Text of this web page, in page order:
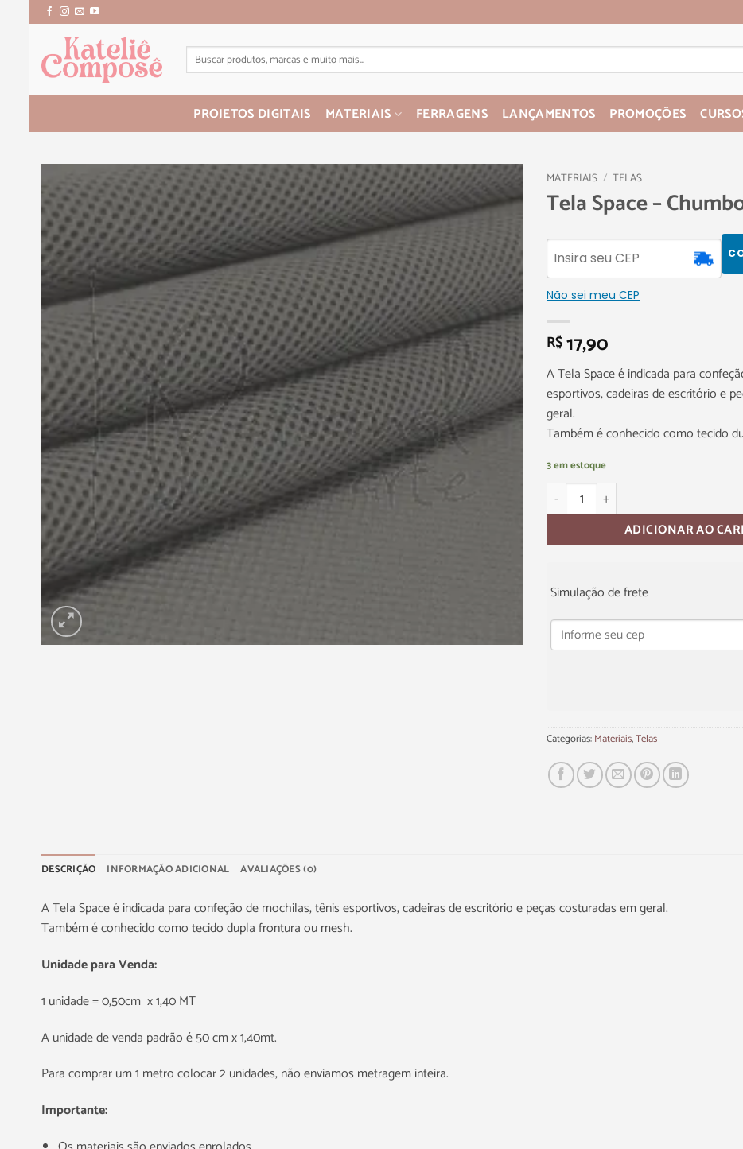
PROJETOS DIGITAIS MATERIAIS FERRAGENS LANÇAMENTOS PROMOÇÕES
MATERIAIS / TELAS
Tela Space –
Não sei meu CEP
R$17,90
A Tela Space é indicada para
esportivos, cadeiras de escritório e
geral.
Também é conhecido como tecido
3 em estoque
ADICIONAR AO
Simulação de frete
Categorias:Materiais,Telas
DESCRIÇÃO INFORMAÇÃO ADICIONAL AVALIAÇÕES (0)
A Tela Space é indicada para confeção de mochilas, tênis esportivos, cadeiras de escritório e peças costuradas em geral.
Também é conhecido como tecido dupla frontura ou mesh.
Unidade para Venda:
1 unidade = 0,50cm x 1,40 MT
A unidade de venda padrão é 50 cm x 1,40mt.
Para comprar um 1 metro colocar 2 unidades, não enviamos metragem inteira.
Importante: